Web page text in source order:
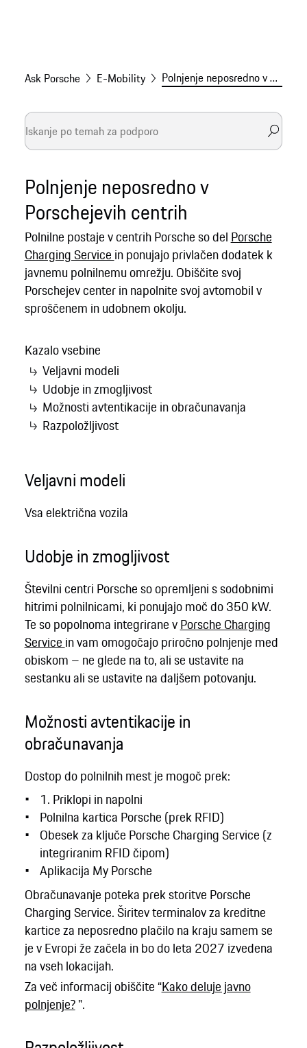
Ask Porsche E-Mobility Polnjenje neposredno v Porschejevih centrih
Polnjenje neposredno v
Porschejevih centrih
Polnilne postaje v centrih Porsche so del Porsche
Charging Service in ponujajo privlačen dodatek k
javnemu polnilnemu omrežju. Obiščite svoj
Porschejev center in napolnite svoj avtomobil v
sproščenem in udobnem okolju.
Kazalo vsebine
Veljavni modeli
Udobje in zmogljivost
Možnosti avtentikacije in obračunavanja
Razpoložljivost
Veljavni modeli
Vsa električna vozila
Udobje in zmogljivost
Številni centri Porsche so opremljeni s sodobnimi
hitrimi polnilnicami, ki ponujajo moč do 350 kW.
Te so popolnoma integrirane vPorsche Charging
Service in vam omogočajo priročno polnjenje med
obiskom – ne glede na to, ali se ustavite na
sestanku ali se ustavite na daljšem potovanju.
Možnosti avtentikacije in
obračunavanja
Dostop do polnilnih mest je mogoč prek:
1. Priklopi in napolni
Polnilna kartica Porsche (prek RFID)
Obesek za ključe Porsche Charging Service (z
integriranim RFID čipom)
Aplikacija My Porsche
Obračunavanje poteka prek storitve Porsche
Charging Service. Širitev terminalov za kreditne
kartice za neposredno plačilo na kraju samem se
je v Evropi že začela in bo do leta 2027 izvedena
na vseh lokacijah.
Za več informacij obiščite “Kako deluje javno
polnjenje?".